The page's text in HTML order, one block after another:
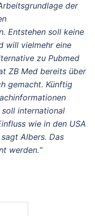
der
Entstehen soll keine
will vielmehr eine
zu Pubmed
ZB Med bereits über
gemacht. Künftig
international
wie in den USA
Albers. Das
werden.“